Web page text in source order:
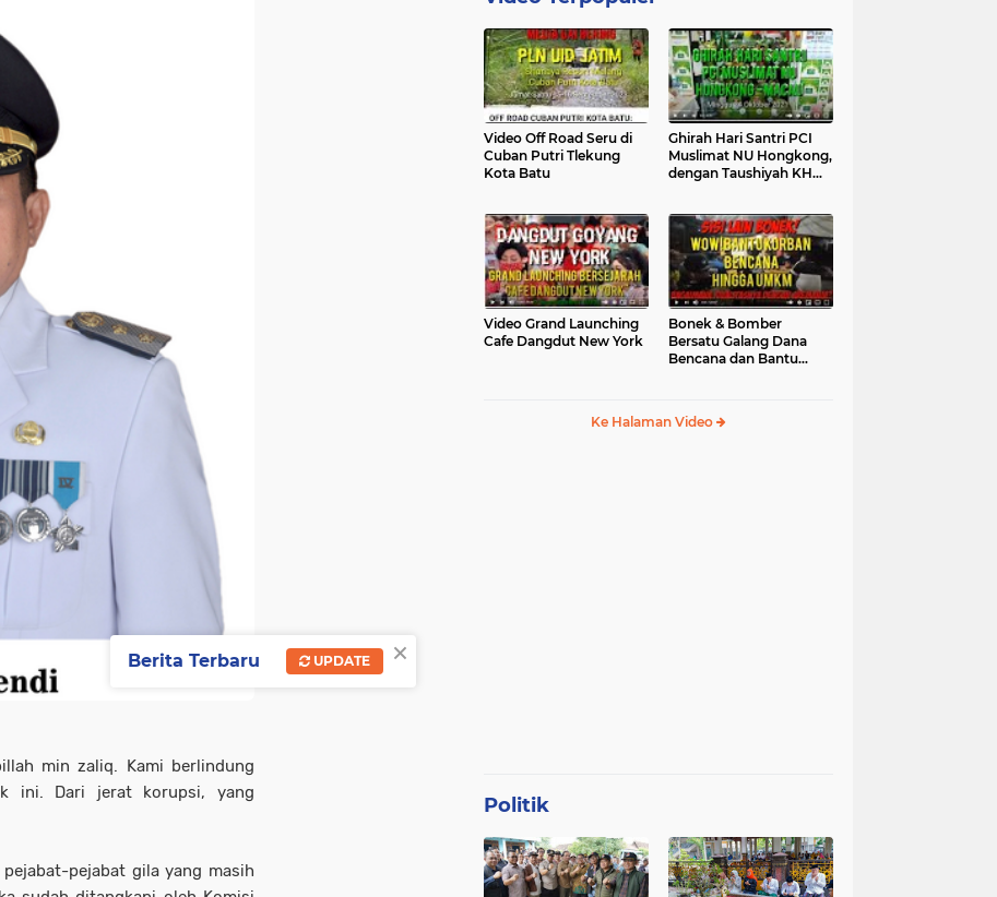
min zaliq. Kami berlindung
ini. Dari jerat korupsi, yang
pejabat gila yang masih
Video Off Road Seru di
Cuban Putri Tlekung
Kota Batu
Ghirah Hari Santri PCI
Muslimat NU Hongkong,
dengan Taushiyah KH
Video Grand Launching
Cafe Dangdut New York
Bonek & Bomber
Bersatu Galang Dana
Bencana dan Bantu
Ke Halaman Video
Politik
×
Berita Terbaru UPDATE